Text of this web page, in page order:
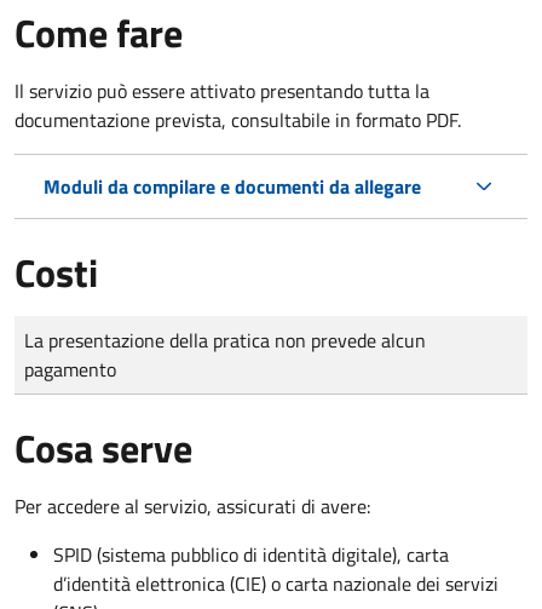
Come fare
Il servizio può essere attivato presentando tutta la
documentazione prevista, consultabile in formato PDF.
Moduli da compilare e documenti da allegare
Costi
Tipo di pagamento
Importo
La presentazione della pratica non prevede alcun
pagamento
Cosa serve
Per accedere al servizio, assicurati di avere:
SPID (sistema pubblico di identità digitale), carta
d’identità elettronica (CIE) o carta nazionale dei servizi